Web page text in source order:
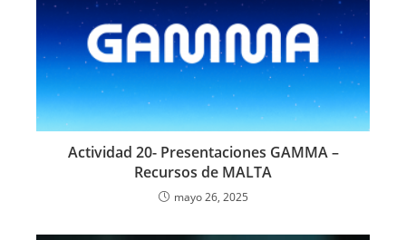
Actividad 20- Presentaciones GAMMA –
Recursos de MALTA
mayo 26, 2025